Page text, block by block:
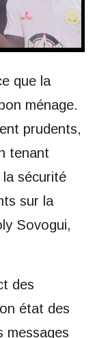
que la
ménage.
prudents,
tenant
sécurité
sur la
Sovogui,
des
état des
messages